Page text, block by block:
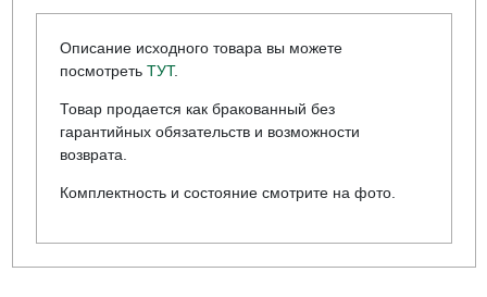
Описание исходного товара вы можете
посмотреть ТУТ.
Товар продается как бракованный без
гарантийных обязательств и возможности
возврата.
Комплектность и состояние смотрите на фото.